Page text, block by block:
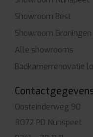
Showroom Best
Showroom Groningen
Alle showrooms
Badkamerrenovatie
Oosteinderweg 90
8072 PD Nunspeet